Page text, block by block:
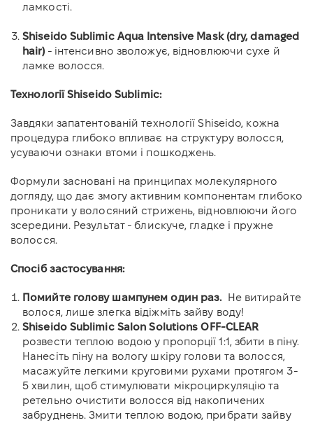
ламкості.
Shiseido Sublimic Aqua Intensive Mask (dry, damaged
hair) - інтенсивно зволожує, відновлюючи сухе й
ламке волосся.
Технології Shiseido Sublimic:
Завдяки запатентованій технології Shiseido, кожна
процедура глибоко впливає на структуру волосся,
усуваючи ознаки втоми і пошкоджень.
Формули засновані на принципах молекулярного
догляду, що дає змогу активним компонентам глибоко
проникати у волосяний стрижень, відновлюючи його
зсередини. Результат - блискуче, гладке і пружне
волосся.
Спосіб застосування:
Помийте голову шампунем один раз. Не витирайте
волося, лише злегка відіжміть зайву воду!
Shiseido Sublimic Salon Solutions OFF-CLEAR
розвести теплою водою у пропорції 1:1, збити в піну.
Нанесіть піну на вологу шкіру голови та волосся,
масажуйте легкими круговими рухами протягом 3-
5 хвилин, щоб стимулювати мікроциркуляцію та
ретельно очистити волосся від накопичених
забруднень. Змити теплою водою, прибрати зайву